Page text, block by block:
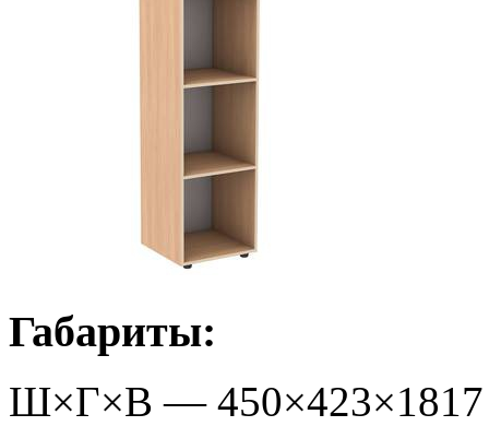
Габариты:
Ш×Г×В — 450×423×1817